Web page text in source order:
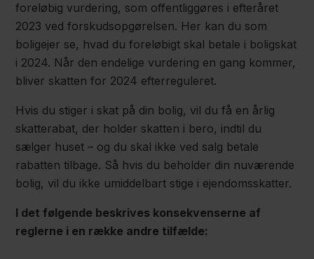
foreløbig vurdering, som offentliggøres i efteråret
2023 ved forskudsopgørelsen. Her kan du som
boligejer se, hvad du foreløbigt skal betale i boligskat
i 2024. Når den endelige vurdering en gang kommer,
bliver skatten for 2024 efterreguleret.
Hvis du stiger i skat på din bolig, vil du få en årlig
skatterabat, der holder skatten i bero, indtil du
sælger huset – og du skal ikke ved salg betale
rabatten tilbage. Så hvis du beholder din nuværende
bolig, vil du ikke umiddelbart stige i ejendomsskatter.
I det følgende beskrives konsekvenserne af
reglerne i en række andre tilfælde: